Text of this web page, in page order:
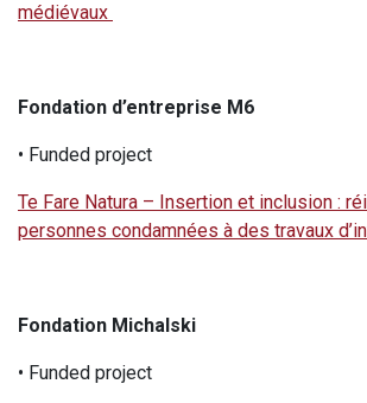
médiévaux
Fondation d’entreprise M6
• Funded project
Te Fare Natura – Insertion et inclusion :
personnes condamnées à des travaux
Fondation Michalski
• Funded project